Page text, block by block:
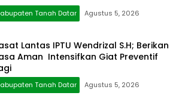
Tanah Datar Agustus 5, 2026
Lantas IPTU Wendrizal S.H; Berikan
Aman Intensifkan Giat Preventif
Tanah Datar Agustus 5, 2026